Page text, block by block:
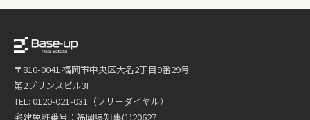
〒810-0041 福岡市中央区大名2丁目9番29号
第2プリンスビル3F
TEL: 0120-021-031（フリーダイヤル）
宅建免許番号：福岡県知事(1)20627